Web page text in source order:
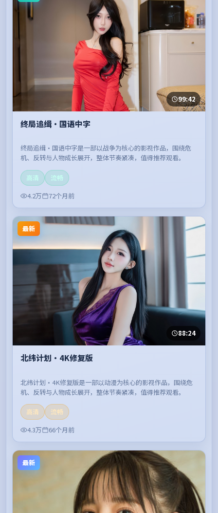
99:42
终局追缉·国语中字
终局追缉·国语中字是一部以战争为核心的影视作品，围绕危
机、反转与人物成长展开，整体节奏紧凑，值得推荐观看。
高清
流畅
4.2万
72个月前
最新
88:24
北纬计划·4K修复版
北纬计划·4K修复版是一部以动漫为核心的影视作品，围绕危
机、反转与人物成长展开，整体节奏紧凑，值得推荐观看。
高清
流畅
4.3万
66个月前
最新